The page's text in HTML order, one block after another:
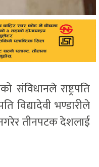
संविधानले राष्ट्रपति
विद्यादेवी भण्डारीले
तीनपटक देशलाई